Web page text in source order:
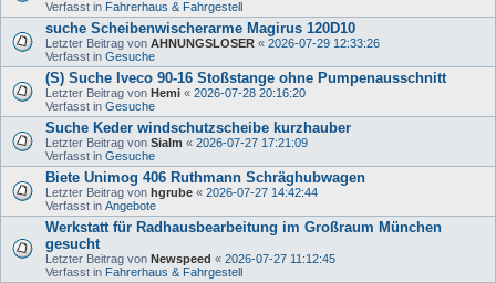
Verfasst in Fahrerhaus & Fahrgestell
suche Scheibenwischerarme Magirus 120D10
Letzter Beitrag von AHNUNGSLOSER « 2026-07-29 12:33:26
Verfasst in Gesuche
(S) Suche Iveco 90-16 Stoßstange ohne Pumpenausschnitt
Letzter Beitrag von Hemi « 2026-07-28 20:16:20
Verfasst in Gesuche
Suche Keder windschutzscheibe kurzhauber
Letzter Beitrag von Sialm « 2026-07-27 17:21:09
Verfasst in Gesuche
Biete Unimog 406 Ruthmann Schräghubwagen
Letzter Beitrag von hgrube « 2026-07-27 14:42:44
Verfasst in Angebote
Werkstatt für Radhausbearbeitung im Großraum München
gesucht
Letzter Beitrag von Newspeed « 2026-07-27 11:12:45
Verfasst in Fahrerhaus & Fahrgestell